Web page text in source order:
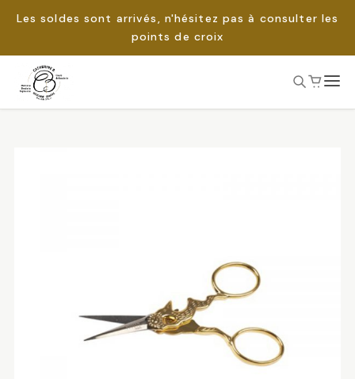
Les soldes sont arrivés, n'hésitez pas à consulter les
points de croix
Passer